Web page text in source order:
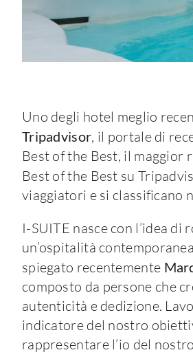
Uno degli hotel meglio
Tripadvisor, il portale di
Best of the Best, il
Best of the Best su
viaggiatori e si classificano
I-SUITE nasce con l’idea
un’ospitalità
spiegato recentemente
composto da persone che
autenticità e dedizione.
indicatore del nostro
rappresentare l’io del